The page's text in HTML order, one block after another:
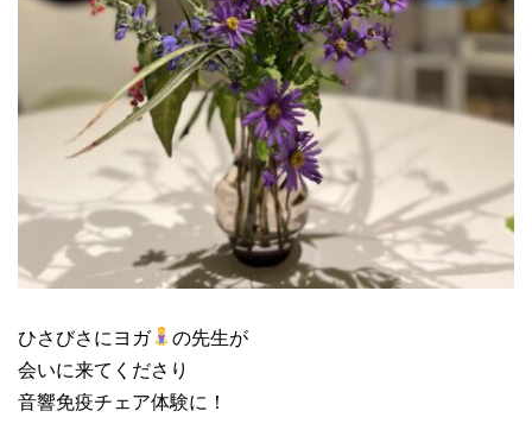
ひさびさにヨガ
の先生が
会いに来てくださり
音響免疫チェア体験に！